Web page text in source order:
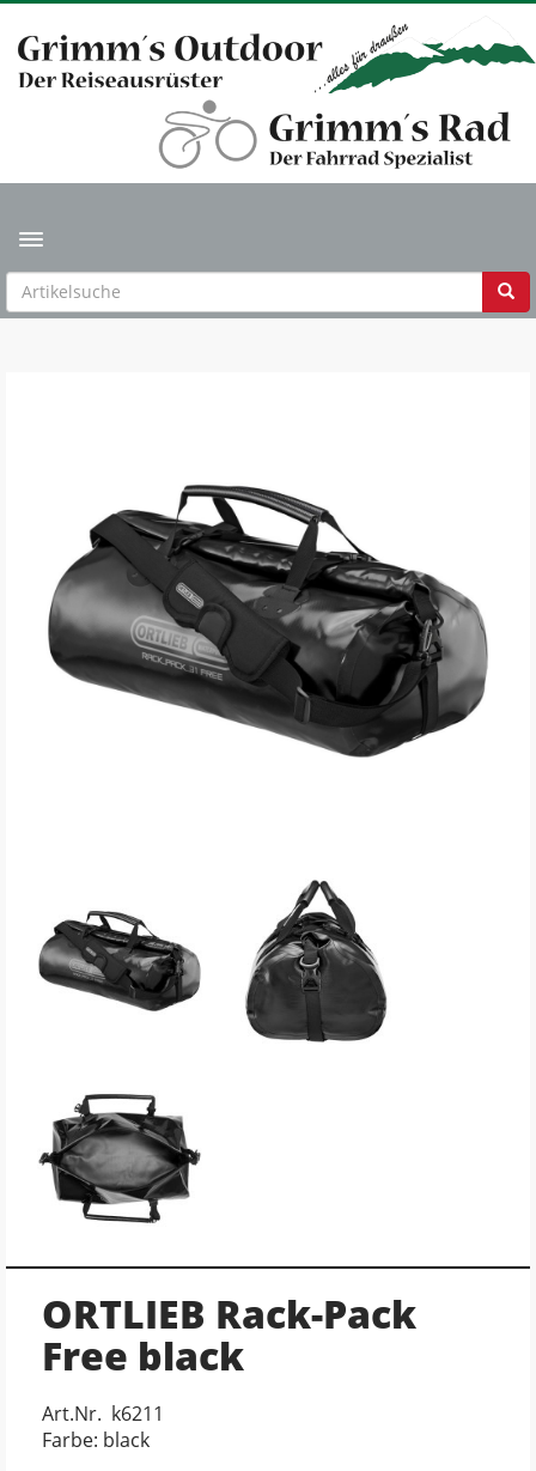
Toggle navigation
ORTLIEB Rack-Pack
Free black
Art.Nr. k6211
Farbe: black